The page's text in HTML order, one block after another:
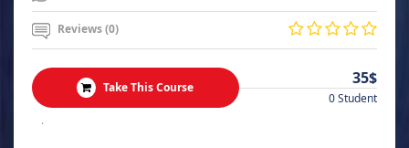
Reviews (0)
Take This Course 35$
0 Student
.